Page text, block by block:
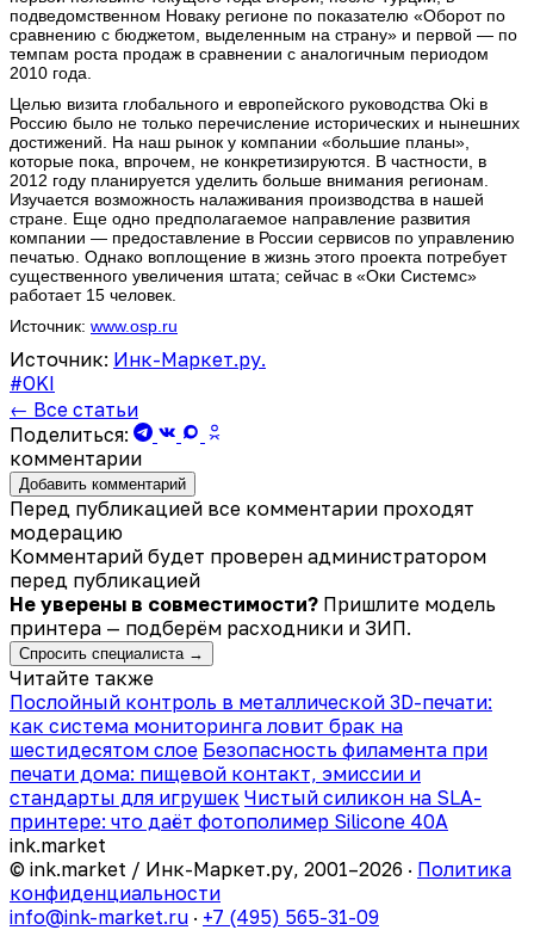
подведомственном Новаку регионе по показателю «Оборот по
сравнению с бюджетом, выделенным на страну» и первой — по
темпам роста продаж в сравнении с аналогичным периодом
2010 года.
Целью визита глобального и европейского руководства Oki в
Россию было не только перечисление исторических и нынешних
достижений. На наш рынок у компании «большие планы»,
которые пока, впрочем, не конкретизируются. В частности, в
2012 году планируется уделить больше внимания регионам.
Изучается возможность налаживания производства в нашей
стране. Еще одно предполагаемое направление развития
компании — предоставление в России сервисов по управлению
печатью. Однако воплощение в жизнь этого проекта потребует
существенного увеличения штата; сейчас в «Оки Системс»
работает 15 человек.
Источник: www.osp.ru
Источник: Инк-Маркет.ру.
#OKI
← Все статьи
Поделиться:
комментарии
Добавить комментарий
Перед публикацией все комментарии проходят
модерацию
Комментарий будет проверен администратором
перед публикацией
Не уверены в совместимости? Пришлите модель
принтера — подберём расходники и ЗИП.
Спросить специалиста →
Читайте также
Послойный контроль в металлической 3D-печати:
как система мониторинга ловит брак на
шестидесятом слое Безопасность филамента при
печати дома: пищевой контакт, эмиссии и
стандарты для игрушек Чистый силикон на SLA-
принтере: что даёт фотополимер Silicone 40A
ink.market
© ink.market / Инк-Маркет.ру, 2001–2026 · Политика
конфиденциальности
info@ink-market.ru · +7 (495) 565-31-09